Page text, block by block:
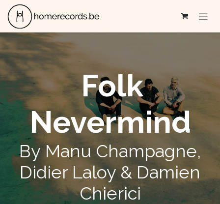
Se rendre au contenu
Folk
Nevermind
By Manu Champagne,
Didier Laloy & Damien
Chierici